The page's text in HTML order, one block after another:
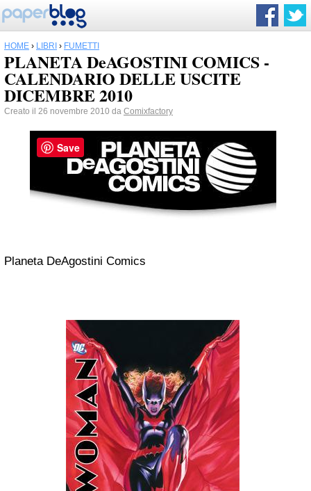
HOME › LIBRI › FUMETTI
PLANETA DeAGOSTINI COMICS -
CALENDARIO DELLE USCITE
DICEMBRE 2010
Creato il 26 novembre 2010 da Comixfactory
Planeta DeAgostini Comics
Save